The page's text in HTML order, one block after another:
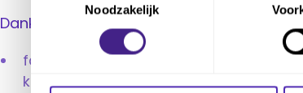
Noodzakelijk
Dankzij Fortes:
factureren relatiebeheerders
klantafspraken,